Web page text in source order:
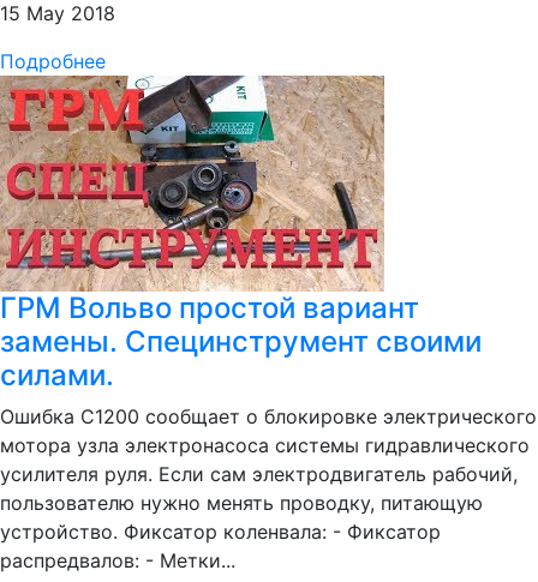
15 May 2018
Подробнее
ГРМ Вольво простой вариант
замены. Специнструмент своими
силами.
Ошибка C1200 сообщает о блокировке электрического
мотора узла электронасоса системы гидравлического
усилителя руля. Если сам электродвигатель рабочий,
пользователю нужно менять проводку, питающую
устройство. Фиксатор коленвала: - Фиксатор
распредвалов: - Метки...